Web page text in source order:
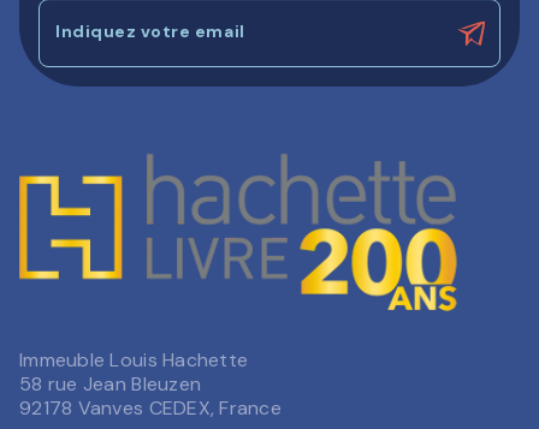
Indiquez votre email
Immeuble Louis Hachette
58 rue Jean Bleuzen
92178 Vanves CEDEX, France